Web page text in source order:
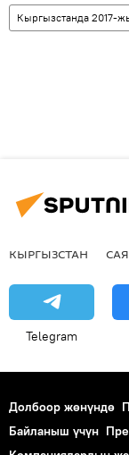
Кыргызстанда 2017-
КЫРГЫЗСТАН
Telegram
Долбоор жөнүндө
Байланыш үчүн